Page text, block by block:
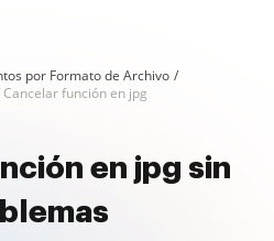
por Formato de Archivo
Cancelar función en jpg
en jpg sin